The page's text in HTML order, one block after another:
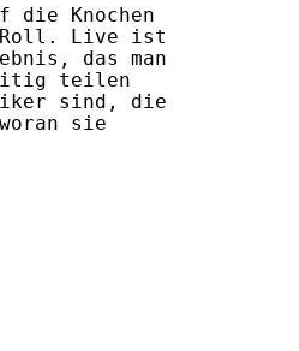
die Knochen
Live ist
das man
teilen
sind, die
sie